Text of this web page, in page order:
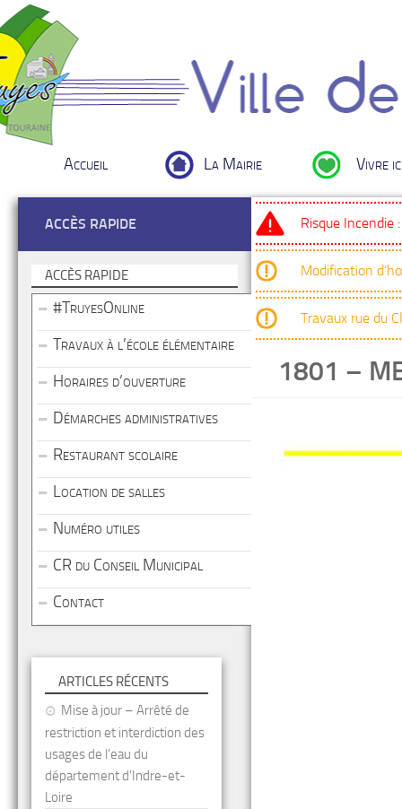
Accueil La Mairie Vivre
Risque Incendie
Modification
Travaux rue du
1801 –
ACCÈS RAPIDE
ACCÈS RAPIDE
#TruyesOnline
Travaux à l’école élémentaire
Horaires d’ouverture
Démarches administratives
Restaurant scolaire
Location de salles
Numéro utiles
CR du Conseil Municipal
Contact
ARTICLES RÉCENTS
Mise à jour – Arrêté de
restriction et interdiction des
usages de l’eau du
département d’Indre-et-
Loire